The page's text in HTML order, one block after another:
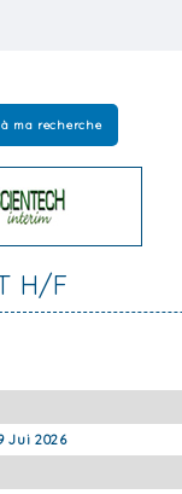
ma recherche
H/F
Jui 2026